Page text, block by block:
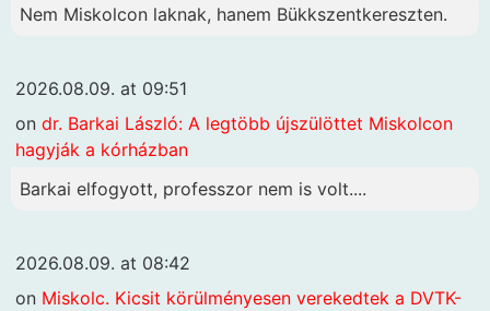
Nem Miskolcon laknak, hanem Bükkszentkereszten.
2026.08.09. at 09:51
on dr. Barkai László: A legtöbb újszülöttet Miskolcon
hagyják a kórházban
Barkai elfogyott, professzor nem is volt....
2026.08.09. at 08:42
on Miskolc. Kicsit körülményesen verekedtek a DVTK-